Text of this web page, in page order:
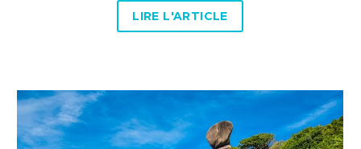
LIRE L'ARTICLE
Les
îles
Similan